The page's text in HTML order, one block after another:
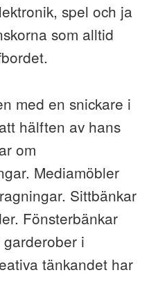
spel och ja
som alltid
med en snickare i
hälften av hans
om
Mediamöbler
Sittbänkar
Fönsterbänkar
i
tänkandet har